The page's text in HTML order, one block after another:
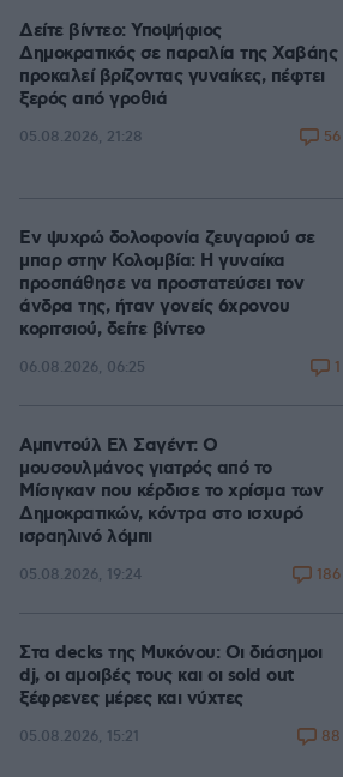
Δείτε βίντεο: Υποψήφιος
Δημοκρατικός σε παραλία της Χαβάης
προκαλεί βρίζοντας γυναίκες, πέφτει
ξερός από γροθιά
05.08.2026, 21:28 56
Εν ψυχρώ δολοφονία ζευγαριού σε
μπαρ στην Κολομβία: Η γυναίκα
προσπάθησε να προστατεύσει τον
άνδρα της, ήταν γονείς 6χρονου
κοριτσιού, δείτε βίντεο
06.08.2026, 06:25 1
Αμπντούλ Ελ Σαγέντ: Ο
μουσουλμάνος γιατρός από το
Μίσιγκαν που κέρδισε το χρίσμα των
Δημοκρατικών, κόντρα στο ισχυρό
ισραηλινό λόμπι
05.08.2026, 19:24 186
Στα decks της Μυκόνου: Οι διάσημοι
dj, οι αμοιβές τους και οι sold out
ξέφρενες μέρες και νύχτες
05.08.2026, 15:21 88